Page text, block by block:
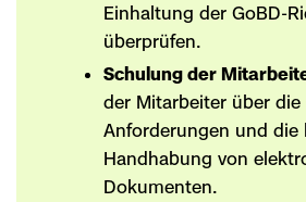
Einhaltung der GoBD-
überprüfen.
Schulung der
der Mitarbeiter über die
Anforderungen und die
Handhabung von
Dokumenten.